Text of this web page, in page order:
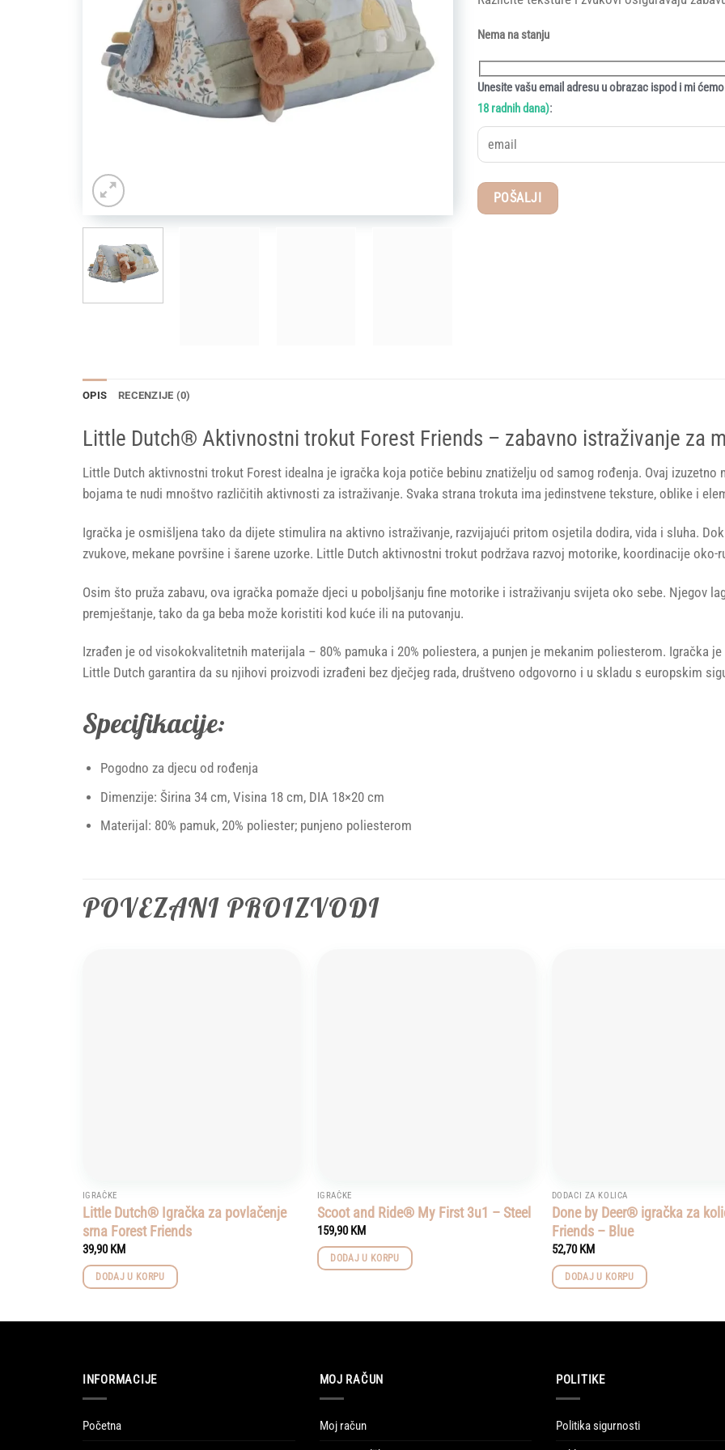
Nema na stanju
Unesite vašu email adresu u obrazac ispod i mi
18 radnih dana):
OPIS RECENZIJE (0)
Little Dutch® Aktivnostni trokut Forest Friends – zabavno istraživanje za
Little Dutch aktivnostni trokut Forest idealna je igračka koja potiče bebinu znatiželju od samog rođenja. Ovaj
bojama te nudi mnoštvo različitih aktivnosti za istraživanje. Svaka strana trokuta ima jedinstvene teksture, oblike i
Igračka je osmišljena tako da dijete stimulira na aktivno istraživanje, razvijajući pritom osjetila dodira, vida i sluha.
zvukove, mekane površine i šarene uzorke. Little Dutch aktivnostni trokut podržava razvoj motorike, koordinacije
Osim što pruža zabavu, ova igračka pomaže djeci u poboljšanju fine motorike i istraživanju svijeta oko sebe. Njegov
premještanje, tako da ga beba može koristiti kod kuće ili na putovanju.
Izrađen je od visokokvalitetnih materijala – 80% pamuka i 20% poliestera, a punjen je mekanim poliesterom. Igračka
Little Dutch garantira da su njihovi proizvodi izrađeni bez dječjeg rada, društveno odgovorno i u skladu s europskim
Specifikacije:
Pogodno za djecu od rođenja
Dimenzije: Širina 34 cm, Visina 18 cm, DIA 18×20 cm
Materijal: 80% pamuk, 20% poliester; punjeno poliesterom
POVEZANI PROIZVODI
IGRAČKE
Little Dutch® Igračka za povlačenje
srna Forest Friends
39,90KM
DODAJ U KORPU
IGRAČKE
Scoot and Ride® My First 3u1 – Steel
159,90KM
DODAJ U KORPU
DODACI ZA KOLICA
Done by Deer® igračka za
Friends – Blue
52,70KM
DODAJ U KORPU
INFORMACIJE
Početna
MOJ RAČUN
Moj račun
POLITIKE
Politika sigurnosti